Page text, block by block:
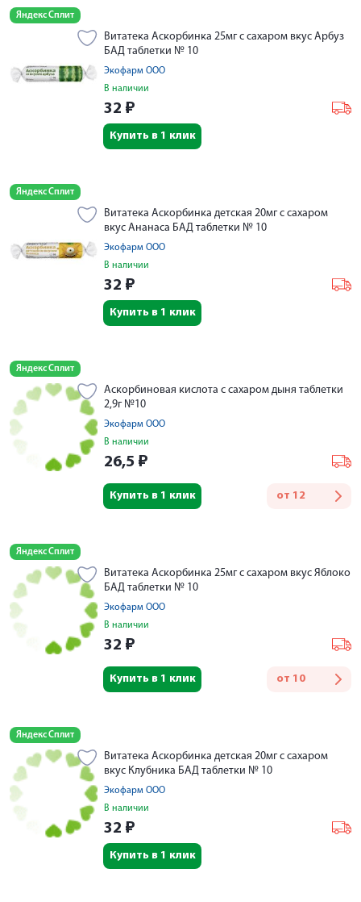
Яндекс Сплит
Витатека Аскорбинка 25мг с сахаром вкус Арбуз
БАД таблетки № 10
Экофарм ООО
В наличии
32 ₽
Купить в 1 клик
Яндекс Сплит
Витатека Аскорбинка детская 20мг с сахаром
вкус Ананаса БАД таблетки № 10
Экофарм ООО
В наличии
32 ₽
Купить в 1 клик
Яндекс Сплит
Аскорбиновая кислота с сахаром дыня таблетки
2,9г №10
Экофарм ООО
В наличии
26,5 ₽
от 12
Купить в 1 клик
Яндекс Сплит
Витатека Аскорбинка 25мг с сахаром вкус Яблоко
БАД таблетки № 10
Экофарм ООО
В наличии
32 ₽
от 10
Купить в 1 клик
Яндекс Сплит
Витатека Аскорбинка детская 20мг с сахаром
вкус Клубника БАД таблетки № 10
Экофарм ООО
В наличии
32 ₽
Купить в 1 клик